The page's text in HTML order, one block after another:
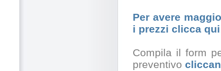
Per avere
i prezzi clicca qui
Compila il form
preventivo